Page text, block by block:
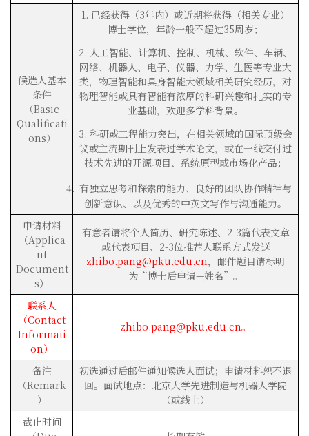
候选人基本
条件
（Basic
Qualificati
ons）
1. 已经获得（3年内）或近期将获得（相关专业）
博士学位，年龄一般不超过35周岁；
2. 人工智能、计算机、控制、机械、软件、车辆、
网络、机器人、电子、仪器、力学、生医等专业大
类，物理智能和具身智能大领域相关研究经历，对
物理智能或具有智能有浓厚的科研兴趣和扎实的专
业基础，欢迎多学科背景。
3. 科研或工程能力突出，在相关领域的国际顶级会
议或主流期刊上发表过学术论文，或在一线交付过
技术先进的开源项目、系统原型或市场化产品；
有独立思考和探索的能力、良好的团队协作精神与
创新意识、以及优秀的中英文写作与沟通能力。
申请材料
（Applica
nt
Document
s）
有意者请将个人简历、研究陈述、2-3篇代表文章
或代表项目、2-3位推荐人联系方式发送
zhibo.pang@pku.edu.cn，邮件题目请标明
为“博士后申请—姓名”。
联系人
（Contact
Informati
on）
zhibo.pang@pku.edu.cn。
备注
（Remark
）
初选通过后邮件通知候选人面试；申请材料恕不退
回。面试地点：北京大学先进制造与机器人学院
（或线上）
截止时间